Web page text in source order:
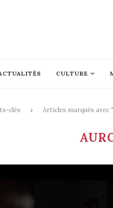
CULTURE
clés Articles marqués avec